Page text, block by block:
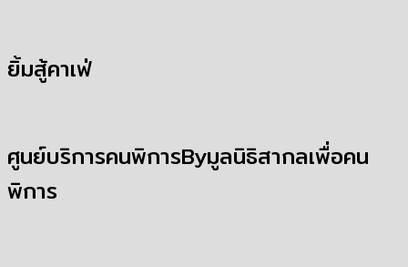
ยิ้มสู้คาเฟ่
ศูนย์บริการคนพิการByมูลนิธิสากลเพื่อคน
พิการ